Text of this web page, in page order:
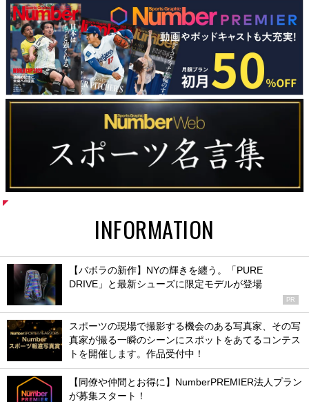
INFORMATION
【バボラの新作】NYの輝きを纏う。「PURE
DRIVE」と最新シューズに限定モデルが登場
PR
スポーツの現場で撮影する機会のある写真家、その写
真家が撮る一瞬のシーンにスポットをあてるコンテス
トを開催します。作品受付中！
【同僚や仲間とお得に】NumberPREMIER法人プラン
が募集スタート！